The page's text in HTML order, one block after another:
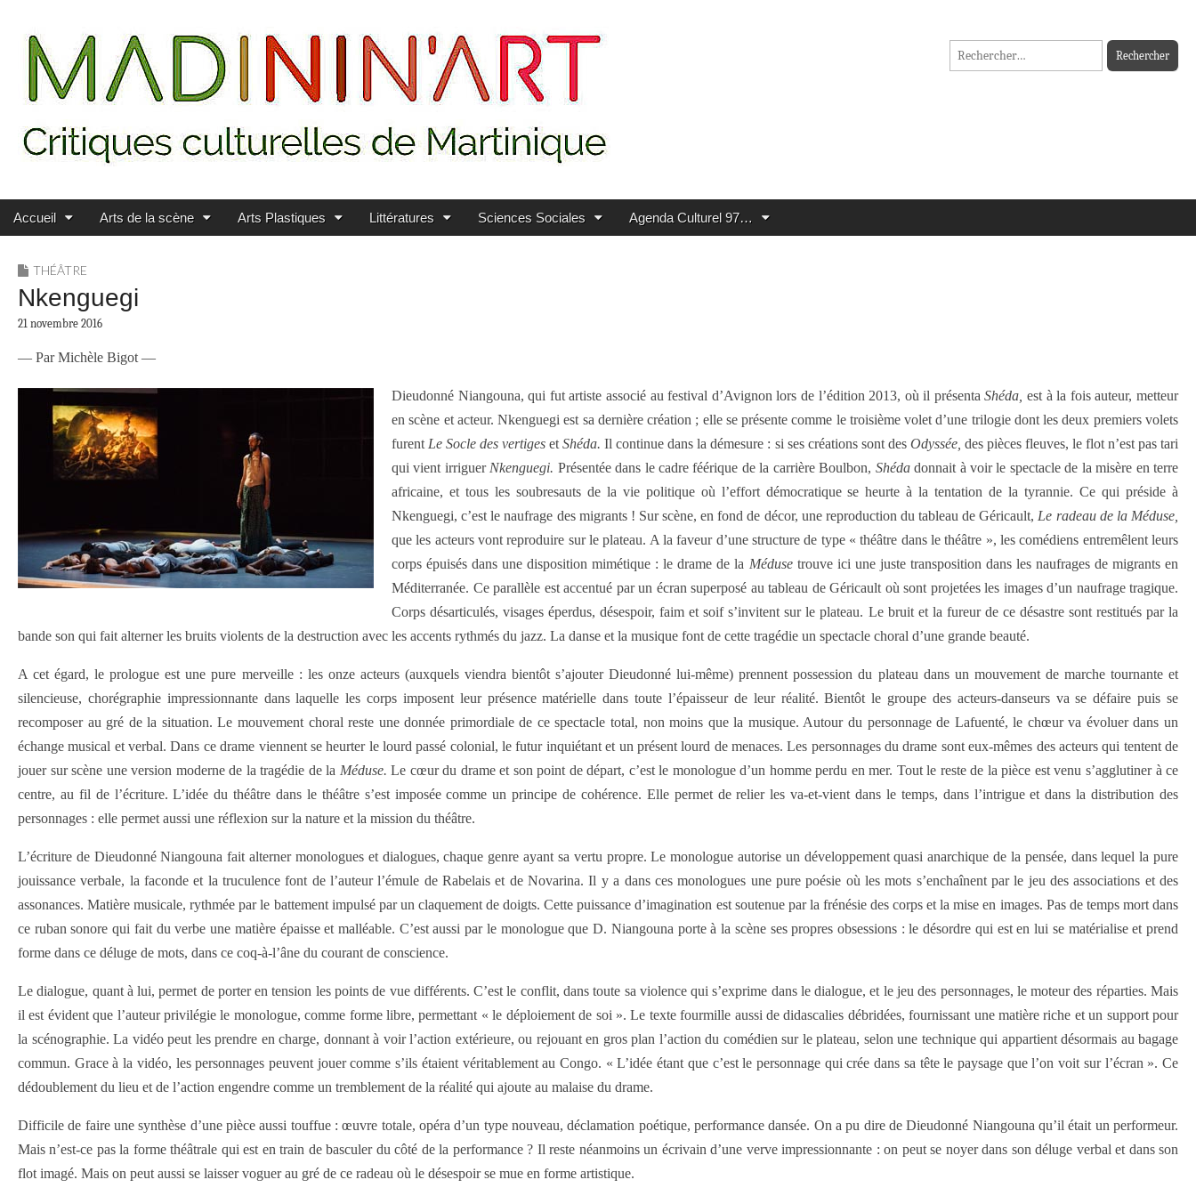
MADININ'ART
Rechercher :
Main menu
Skip to content
Accueil Arts de la scène Arts Plastiques Littératures Sciences Sociales Agenda Culturel 97…
THÉÂTRE
Nkenguegi
21 novembre 2016
— Par Michèle Bigot —
Dieudonné Niangouna, qui fut artiste associé au festival d’Avignon lors de l’édition 2013, où il présentaShéda,est à la fois auteur, metteur
en scène et acteur. Nkenguegi est sa dernière création ; elle se présente comme le troisième volet d’une trilogie dont les deux premiers volets
furent Le Socle des vertigeset Shéda.Il continue dans la démesure : si ses créations sont des Odyssée, des pièces fleuves, le flot n’est pas tari
qui vient irriguer Nkenguegi. Présentée dans le cadre féérique de la carrière Boulbon, Shédadonnait à voir le spectacle de la misère en terre
africaine, et tous les soubresauts de la vie politique où l’effort démocratique se heurte à la tentation de la tyrannie. Ce qui préside à
Nkenguegi, c’est le naufrage des migrants ! Sur scène, en fond de décor, une reproduction du tableau de Géricault, Le radeau de la Méduse,
que les acteurs vont reproduire sur le plateau. A la faveur d’une structure de type « théâtre dans le théâtre », les comédiens entremêlent leurs
corps épuisés dans une disposition mimétique : le drame de la Méduse trouve ici une juste transposition dans les naufrages de migrants en
Méditerranée. Ce parallèle est accentué par un écran superposé au tableau de Géricault où sont projetées les images d’un naufrage tragique.
Corps désarticulés, visages éperdus, désespoir, faim et soif s’invitent sur le plateau. Le bruit et la fureur de ce désastre sont restitués par la
bande son qui fait alterner les bruits violents de la destruction avec les accents rythmés du jazz. La danse et la musique font de cette tragédie un spectacle choral d’une grande beauté.
A cet égard, le prologue est une pure merveille : les onze acteurs (auxquels viendra bientôt s’ajouter Dieudonné lui-même) prennent possession du plateau dans un mouvement de marche tournante et
silencieuse, chorégraphie impressionnante dans laquelle les corps imposent leur présence matérielle dans toute l’épaisseur de leur réalité. Bientôt le groupe des acteurs-danseurs va se défaire puis se
recomposer au gré de la situation. Le mouvement choral reste une donnée primordiale de ce spectacle total, non moins que la musique. Autour du personnage de Lafuenté, le chœur va évoluer dans un
échange musical et verbal. Dans ce drame viennent se heurter le lourd passé colonial, le futur inquiétant et un présent lourd de menaces. Les personnages du drame sont eux-mêmes des acteurs qui tentent de
jouer sur scène une version moderne de la tragédie de la Méduse. Le cœur du drame et son point de départ, c’est le monologue d’un homme perdu en mer. Tout le reste de la pièce est venu s’agglutiner à ce
centre, au fil de l’écriture. L’idée du théâtre dans le théâtre s’est imposée comme un principe de cohérence. Elle permet de relier les va-et-vient dans le temps, dans l’intrigue et dans la distribution des
personnages : elle permet aussi une réflexion sur la nature et la mission du théâtre.
L’écriture de Dieudonné Niangouna fait alterner monologues et dialogues, chaque genre ayant sa vertu propre. Le monologue autorise un développement quasi anarchique de la pensée, dans lequel la pure
jouissance verbale, la faconde et la truculence font de l’auteur l’émule de Rabelais et de Novarina. Il y a dans ces monologues une pure poésie où les mots s’enchaînent par le jeu des associations et des
assonances. Matière musicale, rythmée par le battement impulsé par un claquement de doigts. Cette puissance d’imagination est soutenue par la frénésie des corps et la mise en images. Pas de temps mort dans
ce ruban sonore qui fait du verbe une matière épaisse et malléable. C’est aussi par le monologue que D. Niangouna porte à la scène ses propres obsessions : le désordre qui est en lui se matérialise et prend
forme dans ce déluge de mots, dans ce coq-à-l’âne du courant de conscience.
Le dialogue, quant à lui, permet de porter en tension les points de vue différents. C’est le conflit, dans toute sa violence qui s’exprime dans le dialogue, et le jeu des personnages, le moteur des réparties. Mais
il est évident que l’auteur privilégie le monologue, comme forme libre, permettant « le déploiement de soi ». Le texte fourmille aussi de didascalies débridées, fournissant une matière riche et un support pour
la scénographie. La vidéo peut les prendre en charge, donnant à voir l’action extérieure, ou rejouant en gros plan l’action du comédien sur le plateau, selon une technique qui appartient désormais au bagage
commun. Grace à la vidéo, les personnages peuvent jouer comme s’ils étaient véritablement au Congo. « L’idée étant que c’est le personnage qui crée dans sa tête le paysage que l’on voit sur l’écran ». Ce
dédoublement du lieu et de l’action engendre comme un tremblement de la réalité qui ajoute au malaise du drame.
Difficile de faire une synthèse d’une pièce aussi touffue : œuvre totale, opéra d’un type nouveau, déclamation poétique, performance dansée. On a pu dire de Dieudonné Niangouna qu’il était un performeur.
Mais n’est-ce pas la forme théâtrale qui est en train de basculer du côté de la performance ? Il reste néanmoins un écrivain d’une verve impressionnante : on peut se noyer dans son déluge verbal et dans son
flot imagé. Mais on peut aussi se laisser voguer au gré de ce radeau où le désespoir se mue en forme artistique.